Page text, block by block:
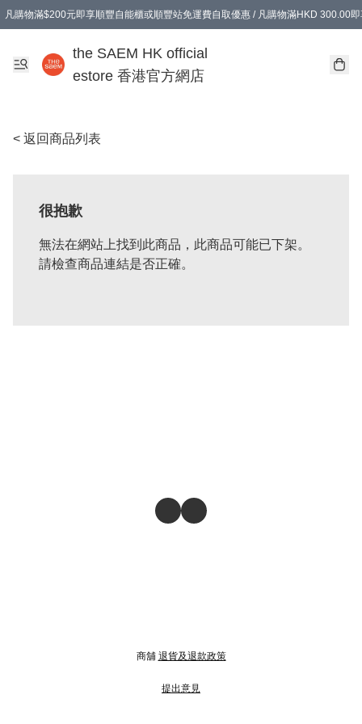
凡購物滿$200元即享順豐自能櫃或順豐站免運費自取優惠 / 凡購物滿HKD 300.00
the SAEM HK official
estore 香港官方網店
< 返回商品列表
很抱歉
無法在網站上找到此商品，此商品可能已下架。
請檢查商品連結是否正確。
商舖 退貨及退款政策
提出意見